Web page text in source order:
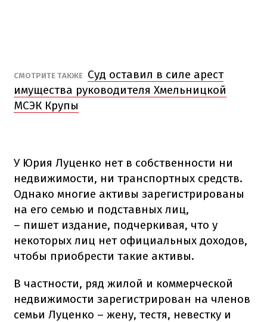
СМОТРИТЕ ТАКЖЕ Суд оставил в силе арест
имущества руководителя Хмельницкой
МСЭК Крупы
У Юрия Луценко нет в собственности ни
недвижимости, ни транспортных средств.
Однако многие активы зарегистрированы
на его семью и подставных лиц,
– пишет издание, подчеркивая, что у
некоторых лиц нет официальных доходов,
чтобы приобрести такие активы.
В частности, ряд жилой и коммерческой
недвижимости зарегистрирован на членов
семьи Луценко – жену, тестя, невестку и